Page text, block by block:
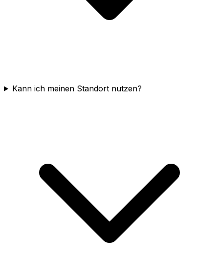
Kann ich meinen Standort nutzen?